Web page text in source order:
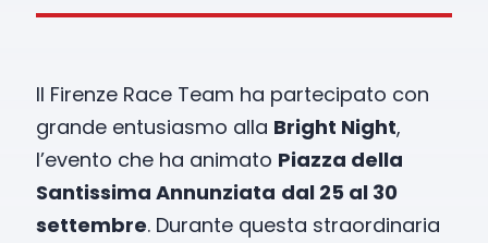
Il Firenze Race Team ha partecipato con
grande entusiasmo alla Bright Night,
l’evento che ha animato Piazza della
Santissima Annunziata dal 25 al 30
settembre. Durante questa straordinaria